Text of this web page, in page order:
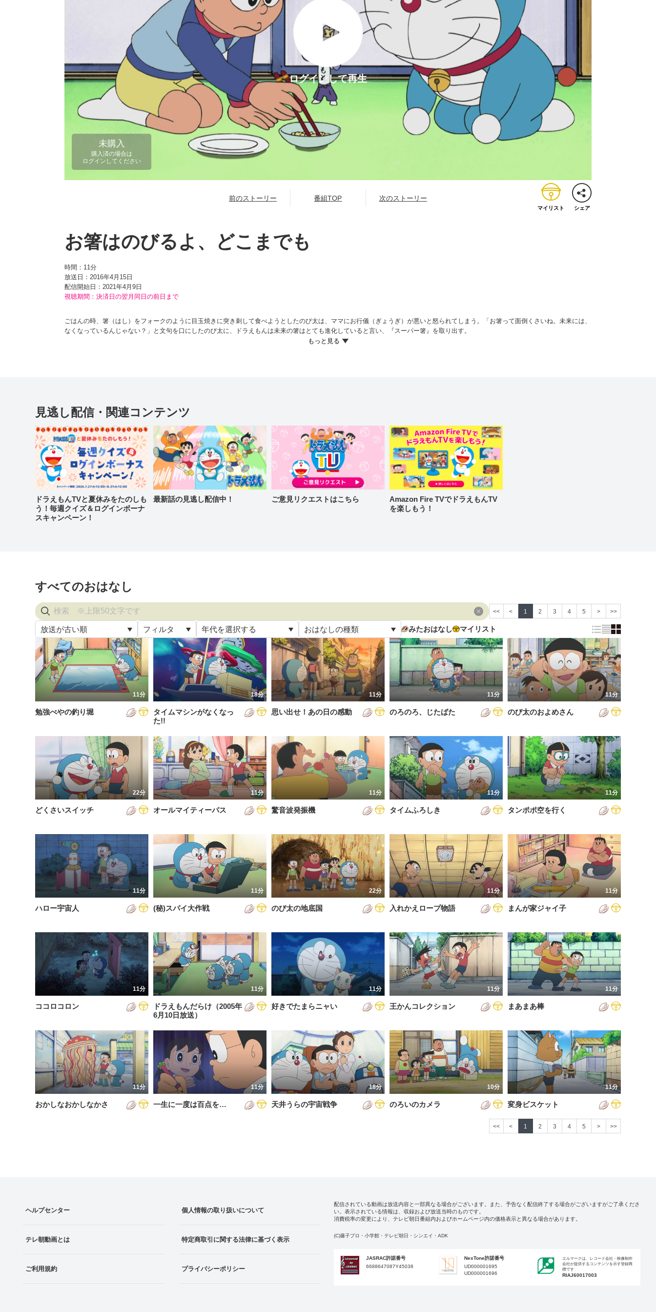
未購入
購入済の場合は
ログインしてください
ログインして再生
前のストーリー 番組TOP 次のストーリー
マイリスト シェア
お箸はのびるよ、どこまでも
時間： 11分
放送日：2016年4月15日
配信開始日： 2021年4月9日
視聴期間：決済日の翌月同日の前日まで
ごはんの時、箸（はし）をフォークのように目玉焼きに突き刺して食べようとしたのび太は、ママにお行儀（ぎょうぎ）が悪いと怒られてしまう。「お箸って面倒くさいね。未来には、
なくなっているんじゃない？」と文句を口にしたのび太に、ドラえもんは未来の箸はとても進化していると言い、『スーパー箸』を取り出す。
このスーパー箸はなんと、前後左右、自由自在に動かすことが可能で、伸び縮みもするため、遠くにある料理までも取ることができるのだという。ドラえもんがスーパー箸を使うのを見
見逃し配信・関連コンテンツ
ドラえもんTVと夏休みをたのしも
う！毎週クイズ＆ログインボーナ
スキャンペーン！
最新話の見逃し配信中！ ご意見リクエストはこちら
Amazon Fire TVでドラえもんTV
を楽しもう！
すべてのおはなし
<< < 1 2 3 4 5 > >>
放送が古い順
放送が古い順
放送が新しい順
配信が古い順
配信が新しい順
あいうえお順(降順)
動画が長い順
動画が短い順
フィルタ
すべて
視聴済み
年代を選択する
すべて
2005年
2006年
2007年
2009年
2010年
2011年
2012年
2013年
2015年
2016年
2017年
2018年
2020年
2021年
2022年
2023年
2024年
2026年
おはなしの種類
すべて
通常回
誕生日スペシャル
みたおはなし マイリスト
11分
勉強べやの釣り堀
18分
タイムマシンがなくなっ
た!!
11分
思い出せ！あの日の感動
11分
のろのろ、じたばた
11分
のび太のおよめさん
22分
どくさいスイッチ
11分
オールマイティーパス
11分
驚音波発振機
11分
タイムふろしき
11分
タンポポ空を行く
11分
ハロー宇宙人
11分
(秘)スパイ大作戦
22分
のび太の地底国
11分
入れかえロープ物語
11分
まんが家ジャイ子
11分
ココロコロン
11分
ドラえもんだらけ（2005年
6月10日放送）
11分
好きでたまらニャい
11分
王かんコレクション
11分
まあまあ棒
11分
おかしなおかしなかさ
11分
一生に一度は百点を…
18分
天井うらの宇宙戦争
10分
のろいのカメラ
11分
変身ビスケット
<< < 1 2 3 4 5 > >>
ヘルプセンター
テレ朝動画とは
ご利用規約
個人情報の取り扱いについて
特定商取引に関する法律に基づく表示
プライバシーポリシー
配信されている動画は放送内容と一部異なる場合がございます。また、予告なく配信終了する場合がございますがご了承くださ
い。表示されている情報は、収録および放送当時のものです。
消費税率の変更により、テレビ朝日番組内およびホームページ内の価格表示と異なる場合があります。
(C)藤子プロ・小学館・テレビ朝日・シンエイ・ADK
JASRAC許諾番号
6688647087Y45038
NexTone許諾番号
UD000001695
UD000001696
エルマークは、レコード会社・映像制作
会社が提供するコンテンツを示す登録商
標です
RIAJ60017003